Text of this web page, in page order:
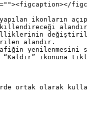
ikonların
alandır.
yenilenmesini
ikonuna
ortak olarak